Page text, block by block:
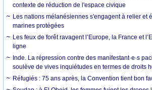
contexte de réduction de l'espace civique
Les nations mélanésiennes s'engagent à relier et
marines protégées
Les feux de forêt ravagent l’Europe, la France et
ligne
Inde. La répression contre des manifestant·e·s
soulève de vives inquiétudes en termes de droits
Réfugiés : 75 ans après, la Convention tient bon